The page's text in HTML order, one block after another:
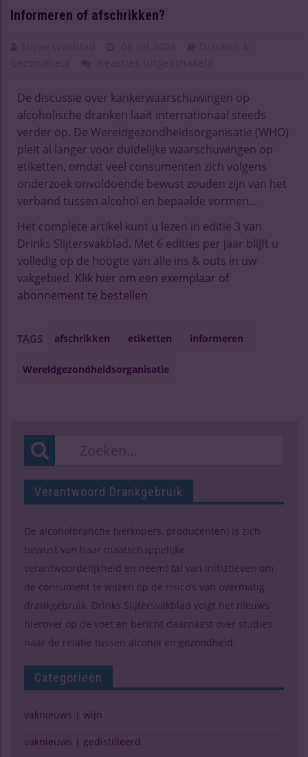
Informeren of afschrikken?
De discussie over kankerwaarschuwingen op
alcoholische dranken laait internationaal steeds
verder op. De Wereldgezondheidsorganisatie (WHO)
pleit al langer voor duidelijke waarschuwingen op
etiketten, omdat veel consumenten zich volgens
onderzoek onvoldoende bewust zouden zijn van het
verband tussen alcohol en bepaalde vormen…
Het complete artikel kunt u lezen in editie 3 van
Drinks Slijtersvakblad. Met 6 edities per jaar blijft u
volledig op de hoogte van alle ins & outs in uw
vakgebied. Klik hier om een exemplaar of
abonnement te bestellen
TAGS afschrikken etiketten informeren
Wereldgezondheidsorganisatie
Verantwoord Drankgebruik
De alcoholbranche (verkopers, producenten) is zich
bewust van haar maatschappelijke
verantwoordelijkheid en neemt tal van initiatieven om
de consument te wijzen op de risico’s van overmatig
drankgebruik. Drinks Slijtersvakblad volgt het nieuws
hierover op de voet en bericht daarnaast over studies
naar de relatie tussen alcohol en gezondheid.
Categorieën
vaknieuws | wijn
vaknieuws | gedistilleerd